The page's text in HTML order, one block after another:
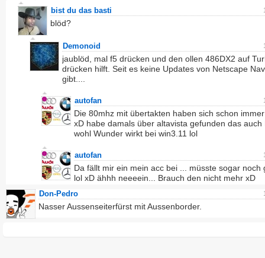
bist du das basti
blöd?
Demonoid
jaublöd, mal f5 drücken und den ollen 486DX2 auf
drücken hilft. Seit es keine Updates von Netscape
gibt....
autofan
Die 80mhz mit übertakten haben sich schon
xD habe damals über altavista gefunden das auch
wohl Wunder wirkt bei win3.11 lol
autofan
Da fällt mir ein mein acc bei ... müsste sogar noch
lol xD ähhh neeeein... Brauch den nicht mehr xD
Don-Pedro
Nasser Aussenseiterfürst mit Aussenborder.